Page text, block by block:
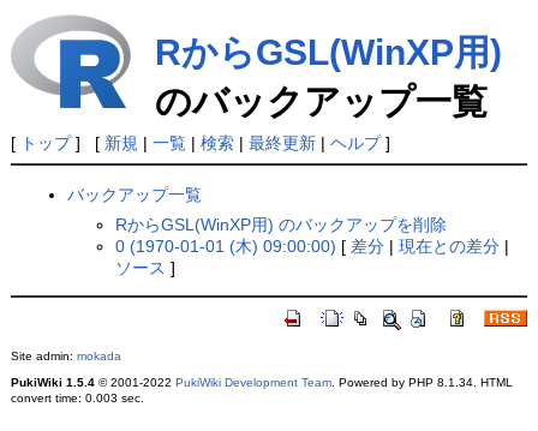
RからGSL(WinXP用)
のバックアップ一覧
[ トップ] [ 新規 | 一覧| 検索| 最終更新| ヘルプ]
バックアップ一覧
RからGSL(WinXP用) のバックアップを削除
0 (1970-01-01 (木) 09:00:00) [ 差分 |現在との差分 |
ソース ]
Site admin: mokada
PukiWiki 1.5.4© 2001-2022 PukiWiki Development Team. Powered by PHP 8.1.34. HTML
convert time: 0.003 sec.